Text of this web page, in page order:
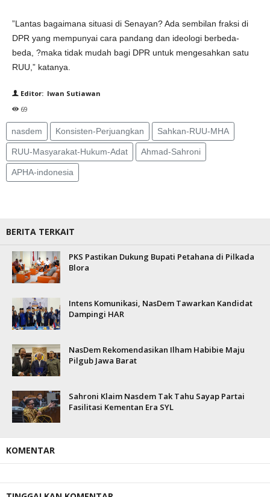
”Lantas bagaimana situasi di Senayan? Ada sembilan fraksi di
DPR yang mempunyai cara pandang dan ideologi berbeda-
beda, ?maka tidak mudah bagi DPR untuk mengesahkan satu
RUU,” katanya.
Editor: Iwan Sutiawan
69
nasdem Konsisten-Perjuangkan Sahkan-RUU-MHA
RUU-Masyarakat-Hukum-Adat Ahmad-Sahroni
APHA-indonesia
BERITA TERKAIT
PKS Pastikan Dukung Bupati Petahana di Pilkada
Blora
Intens Komunikasi, NasDem Tawarkan Kandidat
Dampingi HAR
NasDem Rekomendasikan Ilham Habibie Maju
Pilgub Jawa Barat
Sahroni Klaim Nasdem Tak Tahu Sayap Partai
Fasilitasi Kementan Era SYL
KOMENTAR